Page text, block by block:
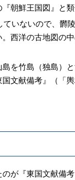
朝鮮王国図』と類
いないので、欝
西洋の古地図の
を竹島（独島）
文献備考』（「
が『東国文献備考